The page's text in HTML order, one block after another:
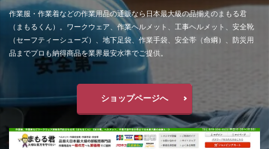
作業服・作業着などの作業用品の通販なら日本最大級の品揃えのまもる君
（まもるくん）。ワークウェア、作業ヘルメット、工事ヘルメット、安全靴
（セーフティーシューズ）、地下足袋、作業手袋、安全帯（命綱）、防災用
品までプロも納得商品を業界最安水準でご提供。
ショップページへ